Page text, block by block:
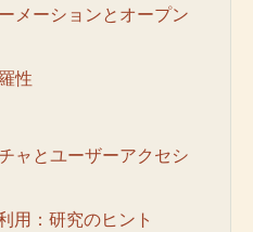
メーションとオープン
性
ャとユーザーアクセシ
用：研究のヒント